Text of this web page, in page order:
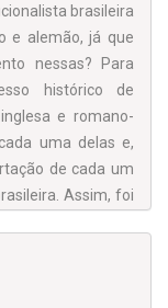
brasileira
e alemão, já que
nessas? Para
histórico de
e romano-
uma delas e,
de cada um
Assim, foi
adotado pelos